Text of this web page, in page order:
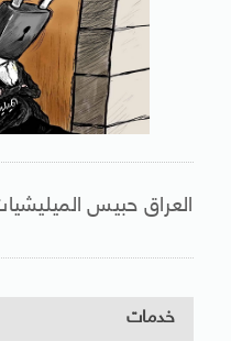
العراق حبيس
خدمات